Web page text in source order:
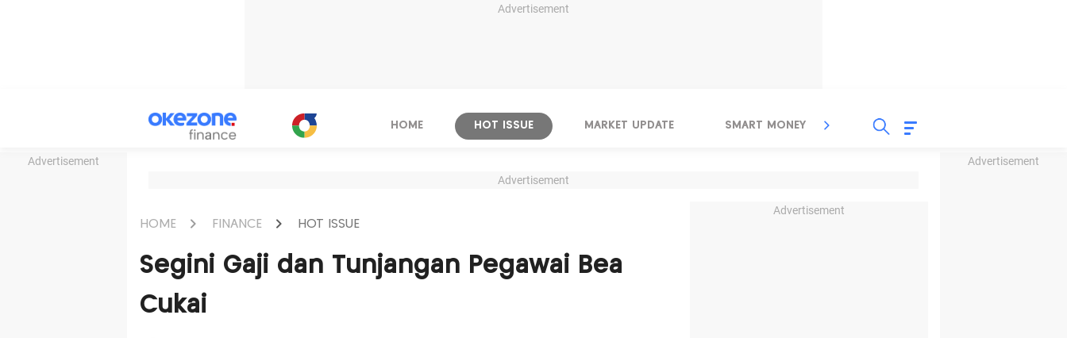
Advertisement
Advertisement Advertisement
HOME HOT ISSUE MARKET UPDATE SMART MONEY INSPIRASI BISNIS
Advertisement
HOME FINANCE HOT ISSUE
Segini Gaji dan Tunjangan Pegawai Bea
Cukai
Advertisement